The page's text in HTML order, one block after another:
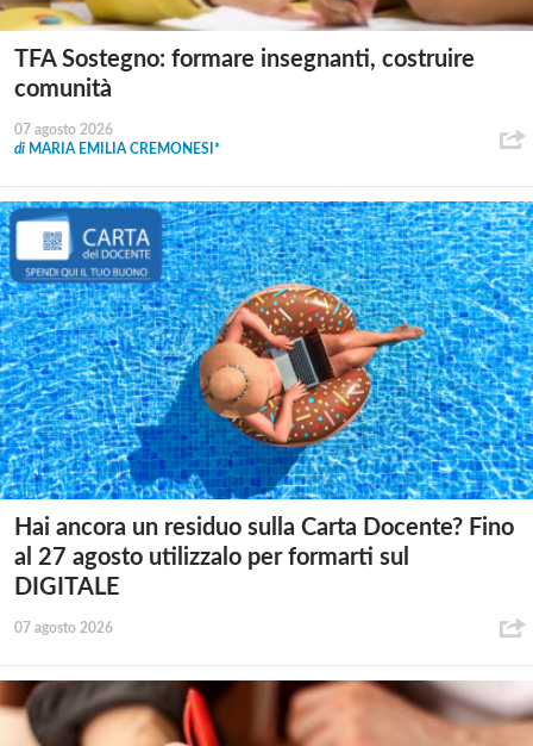
TFA Sostegno: formare insegnanti, costruire
comunità
07 agosto 2026
di MARIA EMILIA CREMONESI*
Hai ancora un residuo sulla Carta Docente? Fino
al 27 agosto utilizzalo per formarti sul
DIGITALE
07 agosto 2026